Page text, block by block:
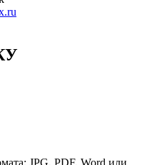
JPG, PDF, Word или